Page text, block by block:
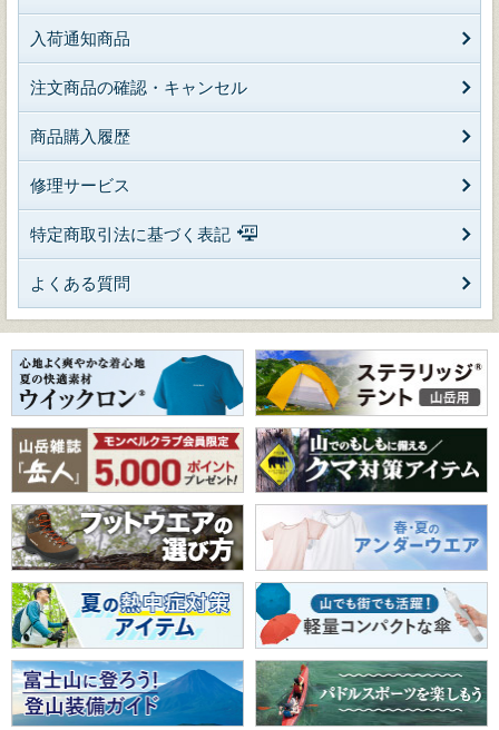
入荷通知商品
注文商品の確認・キャンセル
商品購入履歴
修理サービス
特定商取引法に基づく表記
よくある質問